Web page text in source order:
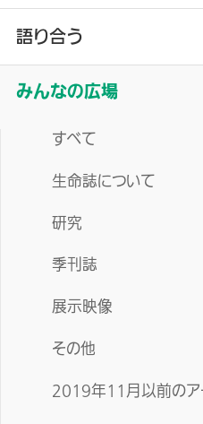
語り合う
みんなの広場
すべて
生命誌について
研究
季刊誌
展示映像
その他
2019年11月以前のア